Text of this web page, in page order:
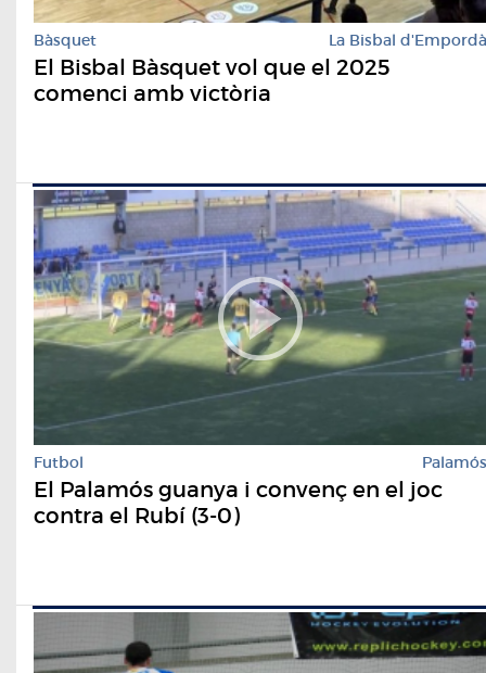
Bàsquet La Bisbal d'Empordà
El Bisbal Bàsquet vol que el 2025
comenci amb victòria
Futbol Palamós
El Palamós guanya i convenç en el joc
contra el Rubí (3-0)